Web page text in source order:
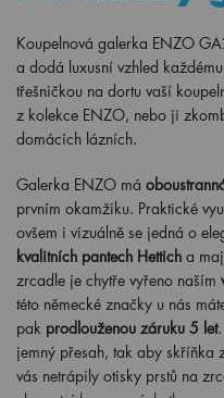
Koupelnová galerka ENZO
a dodá luxusní vzhled
třešničkou na dortu vaší
z kolekce ENZO, nebo ji
domácích lázních.
Galerka ENZO má
prvním okamžiku. Praktické
ovšem i vizuálně se jedná o
kvalitních pantech Hettich a
zrcadle je chytře vyřeno naším
této německé značky u nás
pak prodlouženou záruku 5 let
jemný přesah, tak aby skříňka
vás netrápily otisky prstů na